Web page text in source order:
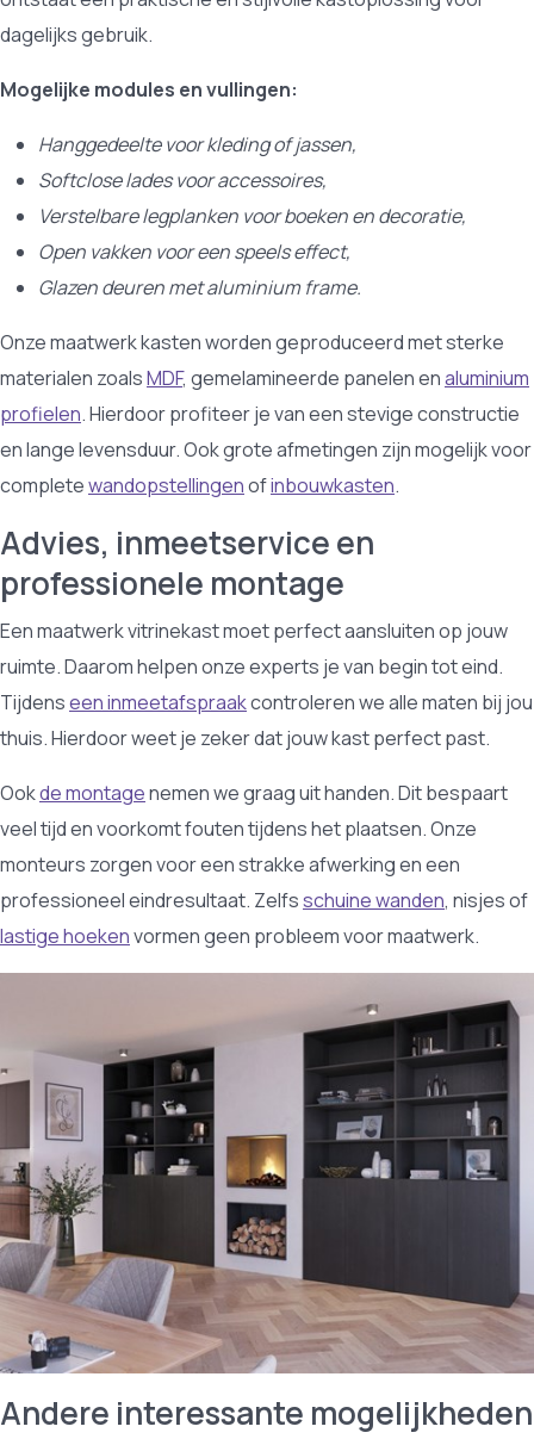
dagelijks gebruik.
Mogelijke modules en vullingen:
Hanggedeelte voor kleding of jassen,
Softclose lades voor accessoires,
Verstelbare legplanken voor boeken en decoratie,
Open vakken voor een speels effect,
Glazen deuren met aluminium frame.
Onze maatwerk kasten worden geproduceerd met sterke
materialen zoalsMDF, gemelamineerde panelen enaluminium
profielen. Hierdoor profiteer je van een stevige constructie
en lange levensduur. Ook grote afmetingen zijn mogelijk voor
completewandopstellingenofinbouwkasten.
Advies, inmeetservice en
professionele montage
Een maatwerk vitrinekast moet perfect aansluiten op jouw
ruimte. Daarom helpen onze experts je van begin tot eind.
Tijdenseen inmeetafspraakcontroleren we alle maten bij jou
thuis. Hierdoor weet je zeker dat jouw kast perfect past.
Ookde montagenemen we graag uit handen. Dit bespaart
veel tijd en voorkomt fouten tijdens het plaatsen. Onze
monteurs zorgen voor een strakke afwerking en een
professioneel eindresultaat. Zelfsschuine wanden, nisjes of
lastige hoekenvormen geen probleem voor maatwerk.
Andere interessante mogelijkheden